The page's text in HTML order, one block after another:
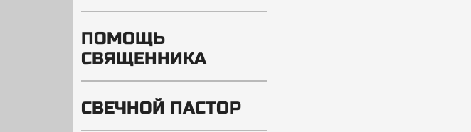
ПОМОЩЬ
СВЯЩЕННИКА
СВЕЧНОЙ ПАСТОР